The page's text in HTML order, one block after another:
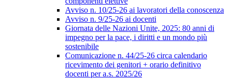
Avviso n. 10/25-26 ai lavoratori della conoscenza
Avviso n. 9/25-26 ai docenti
Giornata delle Nazioni Unite, 2025: 80 anni di
impegno per la pace, i diritti e un mondo più
sostenibile
Comunicazione n. 44/25-26 circa calendario
ricevimento dei genitori + orario definitivo
docenti per a.s. 2025/26